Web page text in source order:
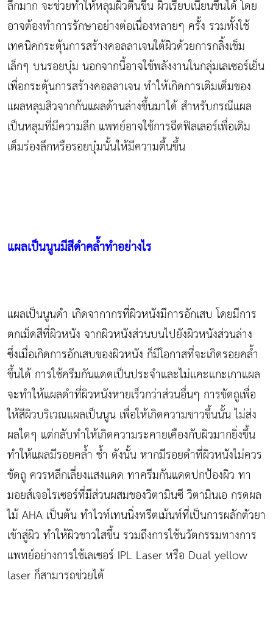
ลึกมาก จะช่วยทำให้หลุมผิวตื้นขึ้น ผิวเรียบเนียนขึ้นได้ โดย
อาจต้องทำการรักษาอย่างต่อเนื่องหลายๆ ครั้ง รวมทั้งใช้
เทคนิคกระตุ้นการสร้างคอลลาเจนใต้ผิวด้วยการกลิ้งเข็ม
เล็กๆ บนรอยบุ๋ม นอกจากนี้อาจใช้พลังงานในกลุ่มเลเซอร์เย็น
เพื่อกระตุ้นการสร้างคอลลาเจน ทำให้เกิดการเติมเต็มของ
แผลหลุมสิวจากก้นแผลด้านล่างขึ้นมาได้ สำหรับกรณีแผล
เป็นหลุมที่มีความลึก แพทย์อาจใช้การฉีดฟิลเลอร์เพื่อเติม
เต็มร่องลึกหรือรอยบุ๋มนั้นให้มีความตื้นขึ้น
แผลเป็นนูนมีสีดำคล้ำทำอย่างไร
แผลเป็นนูนดำ เกิดจากากรที่ผิวหนังมีการอักเสบ โดยมีการ
ตกเม็ดสีที่ผิวหนัง จากผิวหนังส่วนบนไปยังผิวหนังส่วนล่าง
ซึ่งเมื่อเกิดการอักเสบของผิวหนัง ก็มีโอกาสที่จะเกิดรอยคล้ำ
ขึ้นได้ การใช้ครีมกันแดดเป็นประจำและไม่แคะแกะเกาแผล
จะทำให้แผลดำที่ผิวหนังหายเร็วกว่าส่วนอื่นๆ การขัดถูเพื่อ
ให้สีผิวบริเวณแผลเป็นนูน เพื่อให้เกิดความขาวขึ้นนั้น ไม่ส่ง
ผลใดๆ แต่กลับทำให้เกิดความระคายเคืองกับผิวมากยิ่งขึ้น
ทำให้แผลมีรอยคล้ำ ช้ำ ดังนั้น หากมีรอยดำที่ผิวหนังไม่ควร
ขัดถู ควรหลีกเลี่ยงแสงแดด ทาครีมกันแดดปกป้องผิว ทา
มอยส์เจอไรเซอร์ที่มีส่วนผสมของวิตามินซี วิตามินเอ กรดผล
ไม้ AHA เป็นต้น ทำไวท์เทนนิ่งทรีตเม้นท์ที่เป็นการผลักตัวยา
เข้าสู่ผิว ทำให้ผิวขาวใสขึ้น รวมถึงการใช้นวัตกรรมทางการ
แพทย์อย่างการใช้เลเซอร์ IPL Laser หรือ Dual yellow
laser ก็สามารถช่วยได้